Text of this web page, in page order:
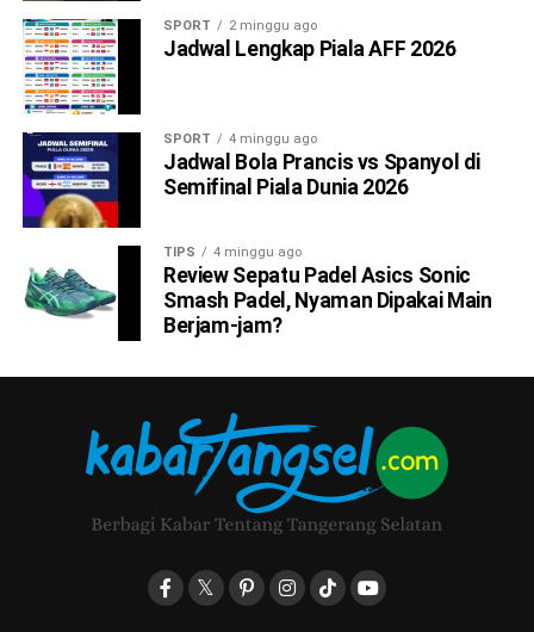
SPORT 2 minggu ago
Jadwal Lengkap Piala AFF 2026
SPORT 4 minggu ago
Jadwal Bola Prancis vs Spanyol di
Semifinal Piala Dunia 2026
TIPS 4 minggu ago
Review Sepatu Padel Asics Sonic
Smash Padel, Nyaman Dipakai Main
Berjam-jam?